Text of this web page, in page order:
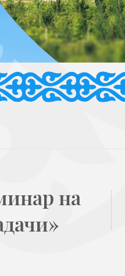
на